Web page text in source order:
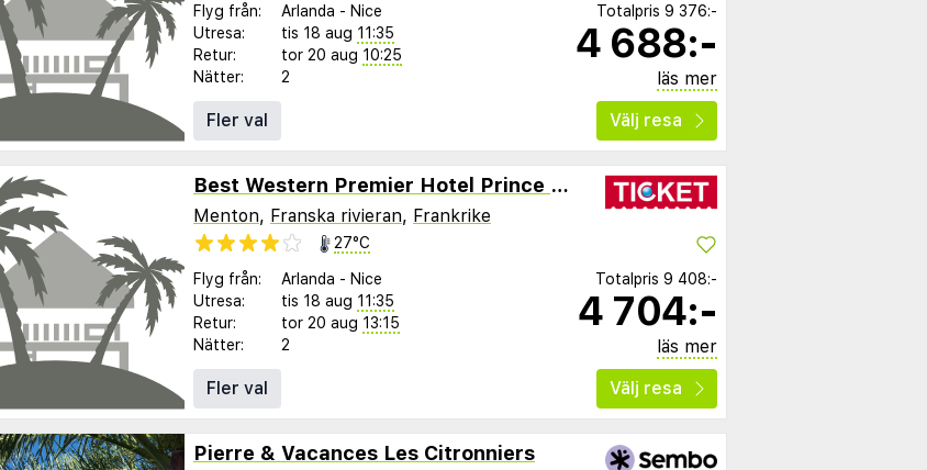
Flyg från: Arlanda - Nice
Utresa:
tis 18 aug 11:35
Retur:
tor 20 aug 10:25
Nätter:
2
Totalpris 9 376:-
4 688:-
läs mer
Fler val
Välj resa
Best Western Premier Hotel Prince De Galles
Menton, Franska rivieran, Frankrike
27°C
Flyg från: Arlanda - Nice
Utresa:
tis 18 aug 11:35
Retur:
tor 20 aug 13:15
Nätter:
2
Totalpris 9 408:-
4 704:-
läs mer
Fler val
Välj resa
Pierre & Vacances Les Citronniers